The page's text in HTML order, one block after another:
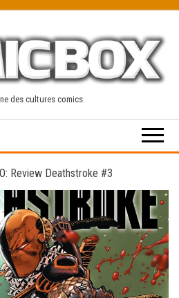
des cultures comics
Review Deathstroke #3